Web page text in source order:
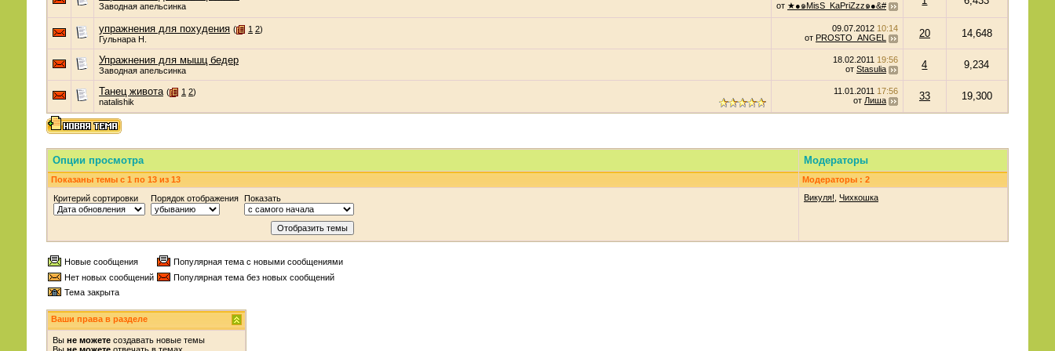
Заводная апельсинка
от ★●๑MisS_KaPriZzz๑●&#
упражнения для похудения ( 1 2)
Гульнара Н.
09.07.2012 10:14
от PROSTO_ANGEL 20 14,648
Упражнения для мышц бедер
Заводная апельсинка
18.02.2011 19:56
от Stasulia 4 9,234
Танец живота ( 1 2)
natalishik
11.01.2011 17:56
от Лиша 33 19,300
Опции просмотра Модераторы
Показаны темы с 1 по 13 из 13
Модераторы : 2
Критерий сортировки
Порядок отображения Показать Викуля! Чихкошка
Новые сообщения
Популярная тема с новыми сообщениями
Нет новых сообщений
Популярная тема без новых сообщений
Тема закрыта
Ваши права в разделе
Вы не можетесоздавать новые темы